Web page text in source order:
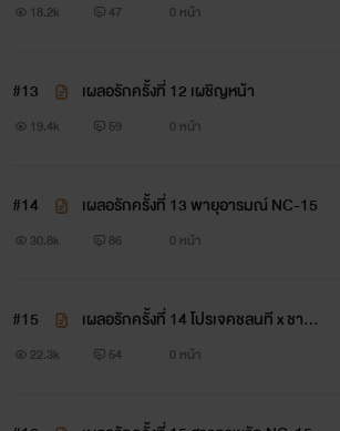
เมื่อ "รามินทร์" ชายหนุ่มผู้แสนดีที่อกหักจ
สาวให้ในอนาคต ผ่านไป 8 ปีรามินทร์กลับ
ที่เป็นซุปตาร์ชื่อดัง แต่แล้ว...มาริกลับจำเข
แนะนำตัวละคร
18.2k 47 0 หน้า
#13 เผลอรักครั้งที่ 12 เผชิญหน้า
19.4k 59 0 หน้า
#14 เผลอรักครั้งที่ 13 พายุอารมณ์ NC-15
30.8k 86 0 หน้า
#15
เผลอรักครั้งที่ 14 โปรเจคชลนที x ชาวิน
x มาริ
22.3k 54 0 หน้า